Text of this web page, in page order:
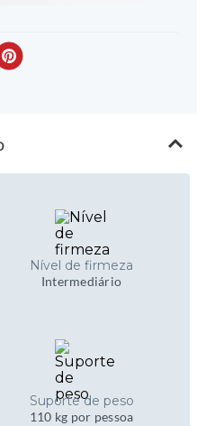
Nível de firmeza
Intermediário
Suporte de peso
110 kg por pessoa